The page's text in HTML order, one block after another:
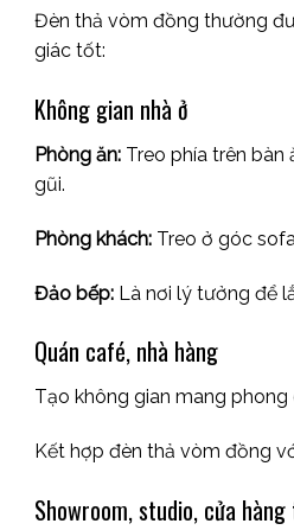
Đèn thả vòm đồng thường
giác tốt:
Không gian nhà ở
Phòng ăn: Treo phía trên
gũi.
Phòng khách: Treo ở góc
Đảo bếp: Là nơi lý tưởng để
Quán café, nhà hàng
Tạo không gian mang
Kết hợp đèn thả vòm đồng
Showroom, studio, cửa